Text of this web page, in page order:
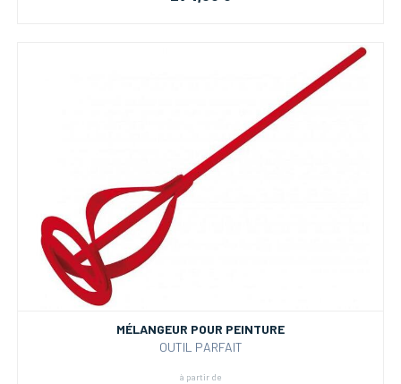
MÉLANGEUR POUR PEINTURE
OUTIL PARFAIT
à partir de